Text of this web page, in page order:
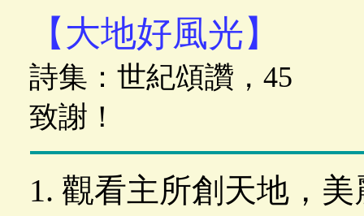
【大地好風光】
詩集：世紀頌讚，45
致謝！
觀看主所創天地，